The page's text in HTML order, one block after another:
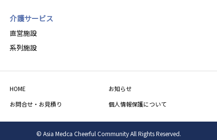
介護サービス
直営施設
系列施設
HOME
お知らせ
お問合せ・お見積り
個人情報保護について
© Asia Medca Cheerful Community All Rights Reserved.